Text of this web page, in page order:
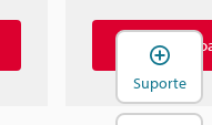
Fazer
Suporte